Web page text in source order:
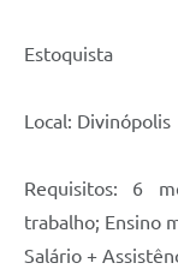
Estoquista
Local: Divinópolis
Requisitos: 6
trabalho; Ensino
Salário +